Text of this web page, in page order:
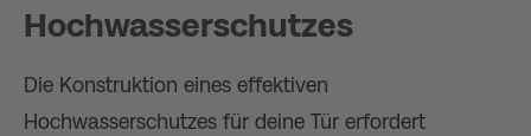
Hochwasserschutzes
Die Konstruktion eines effektiven
Hochwasserschutzes für deine Tür erfordert